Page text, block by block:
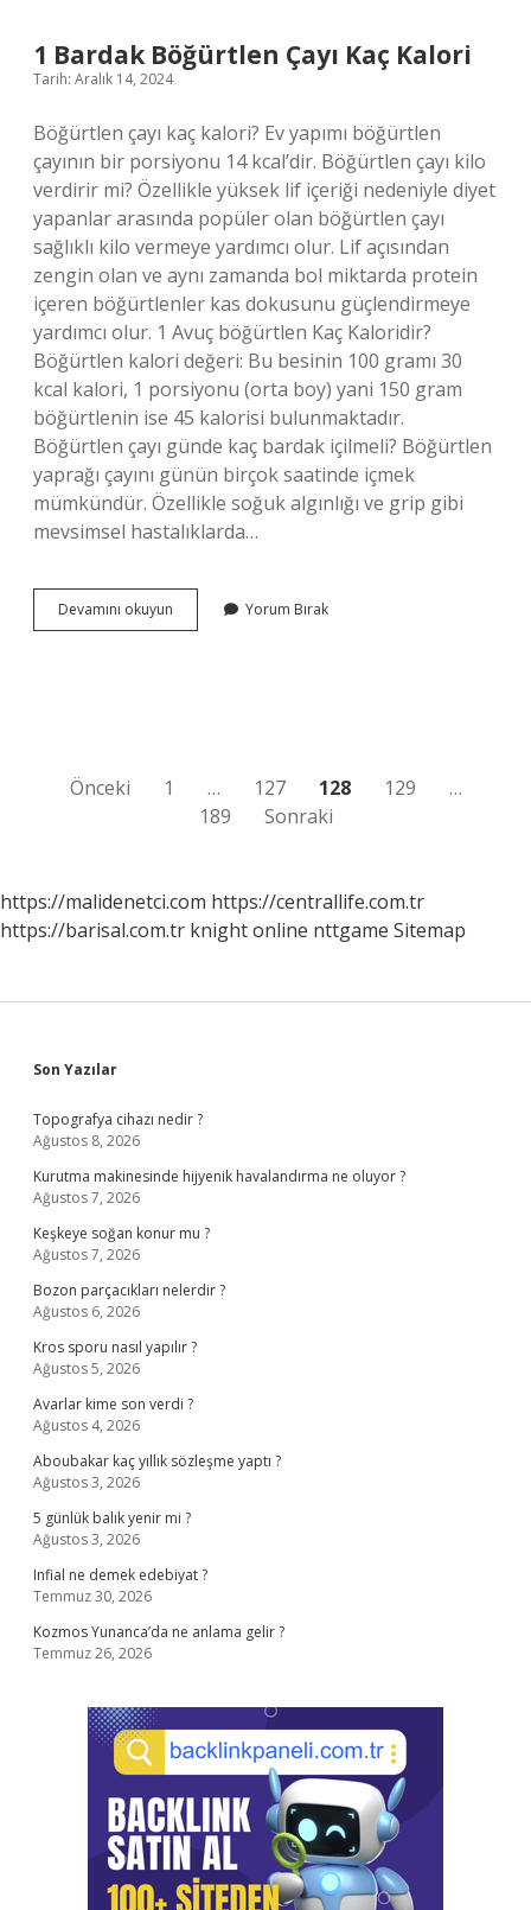
1 Bardak Böğürtlen Çayı Kaç Kalori
Tarih: Aralık 14, 2024
Böğürtlen çayı kaç kalori? Ev yapımı böğürtlen
çayının bir porsiyonu 14 kcal’dir. Böğürtlen çayı kilo
verdirir mi? Özellikle yüksek lif içeriği nedeniyle diyet
yapanlar arasında popüler olan böğürtlen çayı
sağlıklı kilo vermeye yardımcı olur. Lif açısından
zengin olan ve aynı zamanda bol miktarda protein
içeren böğürtlenler kas dokusunu güçlendirmeye
yardımcı olur. 1 Avuç böğürtlen Kaç Kaloridir?
Böğürtlen kalori değeri: Bu besinin 100 gramı 30
kcal kalori, 1 porsiyonu (orta boy) yani 150 gram
böğürtlenin ise 45 kalorisi bulunmaktadır.
Böğürtlen çayı günde kaç bardak içilmeli? Böğürtlen
yaprağı çayını günün birçok saatinde içmek
mümkündür. Özellikle soğuk algınlığı ve grip gibi
mevsimsel hastalıklarda…
Devamını okuyun
Bardak
Yorum Bırak
Yazı
sayfalaması
Önceki 1 … 127 128 129
…
189
Sonraki
https://malidenetci.com https://centrallife.com.tr
https://barisal.com.tr knight online nttgame Sitemap
Sidebar
Son Yazılar
Topografya cihazı nedir ?
Ağustos 8, 2026
Kurutma makinesinde hijyenik havalandırma ne oluyor ?
Ağustos 7, 2026
Keşkeye soğan konur mu ?
Ağustos 7, 2026
Bozon parçacıkları nelerdir ?
Ağustos 6, 2026
Kros sporu nasıl yapılır ?
Ağustos 5, 2026
Avarlar kime son verdi ?
Ağustos 4, 2026
Aboubakar kaç yıllık sözleşme yaptı ?
Ağustos 3, 2026
5 günlük balık yenir mi ?
Ağustos 3, 2026
Infial ne demek edebiyat ?
Temmuz 30, 2026
Kozmos Yunanca’da ne anlama gelir ?
Temmuz 26, 2026